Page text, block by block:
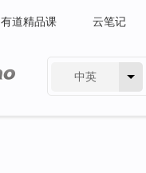
有道精品课 云笔记
中英